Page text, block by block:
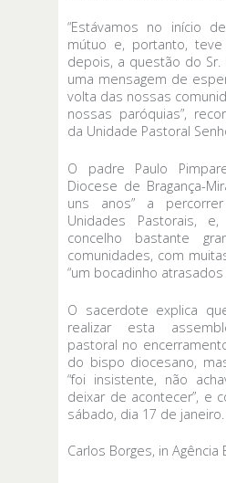
“Estávamos no início
mútuo e, portanto, teve
depois, a questão do Sr.
uma mensagem de
volta das nossas
nossas paróquias”,
da Unidade Pastoral
O padre Paulo
Diocese de Bragança-
uns anos” a
Unidades Pastorais,
concelho bastante
comunidades, com
“um bocadinho
O sacerdote explica
realizar esta
pastoral no
do bispo diocesano,
“foi insistente, não
deixar de acontecer”, e
sábado, dia 17 de janeiro.
Carlos Borges, in Agência